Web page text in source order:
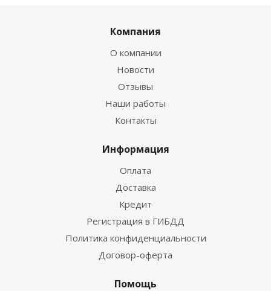
Компания
О компании
Новости
Отзывы
Наши работы
Контакты
Информация
Оплата
Доставка
Кредит
Регистрация в ГИБДД
Политика конфиденциальности
Договор-оферта
Помощь